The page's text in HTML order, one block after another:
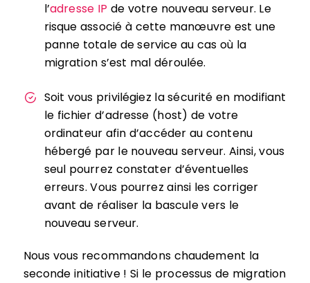
l’adresse IP de votre nouveau serveur. Le
risque associé à cette manœuvre est une
panne totale de service au cas où la
migration s’est mal déroulée.
Soit vous privilégiez la sécurité en modifiant
le fichier d’adresse (host) de votre
ordinateur afin d’accéder au contenu
hébergé par le nouveau serveur. Ainsi, vous
seul pourrez constater d’éventuelles
erreurs. Vous pourrez ainsi les corriger
avant de réaliser la bascule vers le
nouveau serveur.
Nous vous recommandons chaudement la
seconde initiative ! Si le processus de migration